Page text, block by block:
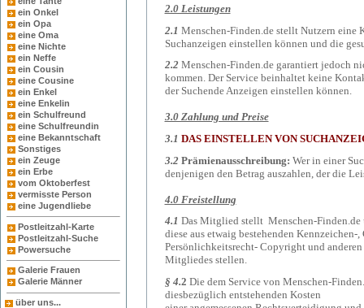
ein Onkel
ein Opa
eine Oma
eine Nichte
ein Neffe
ein Cousin
eine Cousine
ein Enkel
eine Enkelin
ein Schulfreund
eine Schulfreundin
eine Bekanntschaft
Sonstiges
ein Zeuge
ein Erbe
vom Oktoberfest
vermisste Person
eine Jugendliebe
Postleitzahl-Karte
Postleitzahl-Suche
Powersuche
Galerie Frauen
Galerie Männer
über uns...
2.0 Leistungen
2.1 Menschen-Finden.de stellt Nutzern eine
Suchanzeigen einstellen können und die
2.2 Menschen-Finden.de garantiert jedoch
kommen. Der Service beinhaltet keine
der Suchende Anzeigen einstellen können.
3.0 Zahlung und Preise
3.1 DAS EINSTELLEN VON
3.2 Prämienausschreibung: Wer in einer
denjenigen den Betrag auszahlen, der die
4.0 Freistellung
4.1 Das Mitglied stellt Menschen-Finden.de
diese aus etwaig bestehenden Kennzeichen-
Persönlichkeitsrecht- Copyright und
Mitgliedes stellen.
§ 4.2 Die dem Service von Menschen-
diesbezüglich entstehenden Kosten